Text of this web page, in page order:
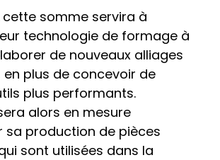
cette somme servira à
technologie de formage à
de nouveaux alliages
en plus de concevoir de
plus performants.
alors en mesure
sa production de pièces
sont utilisées dans la